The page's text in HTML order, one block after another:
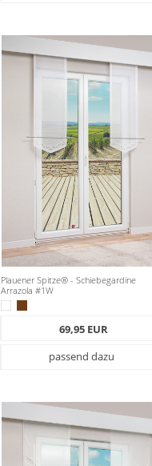
Plauener Spitze® - Schiebegardine
Arrazola #1W
69,95 EUR
passend dazu